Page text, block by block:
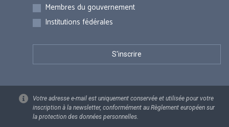
Membres du gouvernement
Institutions fédérales
Votre adresse e-mail est uniquement conservée et utilisée pour votre
inscription à la newsletter, conformément au Règlement européen sur
la protection des données personnelles.